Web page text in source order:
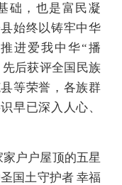
础，也是富民凝
始终以铸牢中华
进爱我中华“播
后获评全国民族
等荣誉，各族群
早已深入人心、
户户屋顶的五星
国土守护者 幸福